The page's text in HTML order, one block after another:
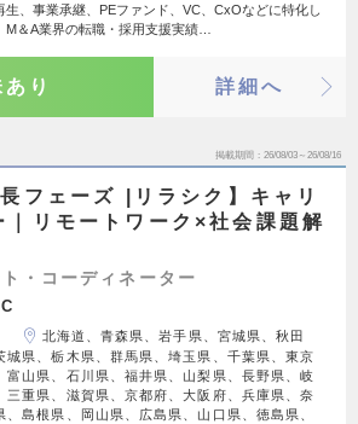
生、事業承継、PEファンド、VC、CxOなどに特化し
＆A業界の転職・採用支援実績…
り 詳細へ
掲載期間 26/08/03～26/08/16
フェーズ |リラシク】キャリ
｜リモートワーク×社会課題解
・コーディネーター
北海道、青森県、岩手県、宮城県、秋田
城県、栃木県、群馬県、埼玉県、千葉県、東京
富山県、石川県、福井県、山梨県、長野県、岐
三重県、滋賀県、京都府、大阪府、兵庫県、奈
、島根県、岡山県、広島県、山口県、徳島県、